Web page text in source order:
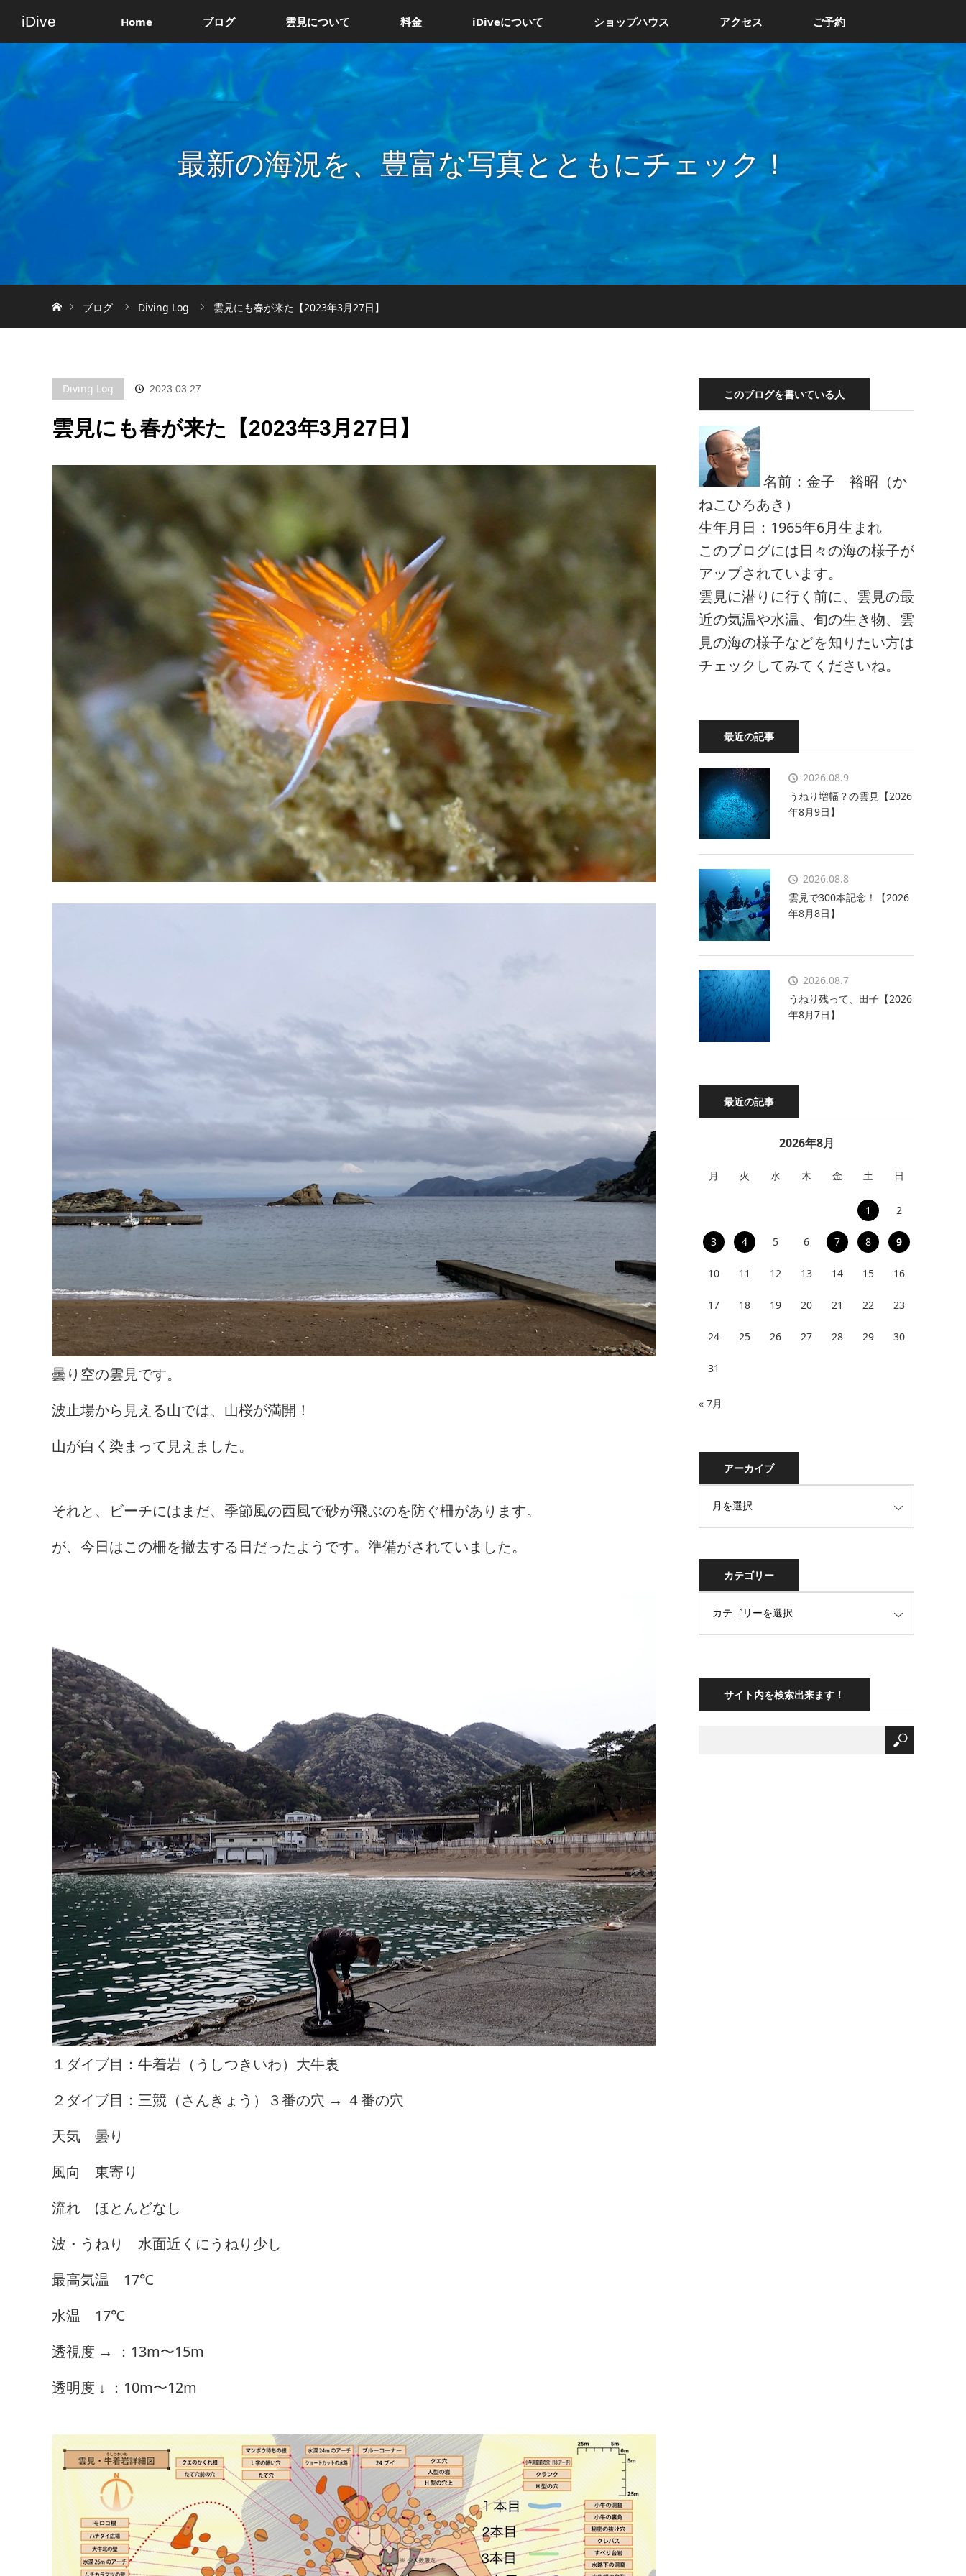
iDive Home ブログ 雲見について 料金 iDiveについて ショップハウス アクセス ご予約
最新の海況を、豊富な写真とともにチェック！
ブログ
Diving Log 雲見にも春が来た【2023年3月27日】
Diving Log 2023.03.27
雲見にも春が来た【2023年3月27日】
曇り空の雲見です。
波止場から見える山では、山桜が満開！
山が白く染まって見えました。
それと、ビーチにはまだ、季節風の西風で砂が飛ぶのを防ぐ柵があります。
が、今日はこの柵を撤去する日だったようです。準備がされていました。
１ダイブ目：牛着岩（うしつきいわ）大牛裏
２ダイブ目：三競（さんきょう）３番の穴 → ４番の穴
天気 曇り
風向 東寄り
流れ ほとんどなし
波・うねり 水面近くにうねり少し
最高気温 17℃
水温 17℃
透視度 → ：13m〜15m
透明度 ↓ ：10m〜12m
このブログを書いている人
名前：金子 裕昭（か
ねこひろあき）
生年月日：1965年6月生まれ
このブログには日々の海の様子が
アップされています。
雲見に潜りに行く前に、雲見の最
近の気温や水温、旬の生き物、雲
見の海の様子などを知りたい方は
チェックしてみてくださいね。
最近の記事
2026.08.9
うねり増幅？の雲見【2026
年8月9日】
2026.08.8
雲見で300本記念！【2026
年8月8日】
2026.08.7
うねり残って、田子【2026
年8月7日】
最近の記事
2026年8月
月 火 水 木 金 土 日
1 2
3 4 5 6 7 8 9
10 11 12 13 14 15 16
17 18 19 20 21 22 23
24 25 26 27 28 29 30
31
« 7月
アーカイブ
カテゴリー
サイト内を検索出来ます！